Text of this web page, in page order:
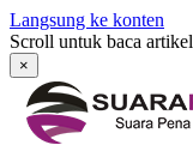
Langsung ke konten
Scroll untuk baca artikel
×